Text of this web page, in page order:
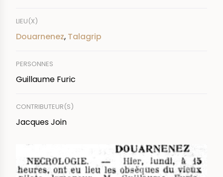
LIEU(X)
Douarnenez, Talagrip
PERSONNES
Guillaume Furic
CONTRIBUTEUR(S)
Jacques Join